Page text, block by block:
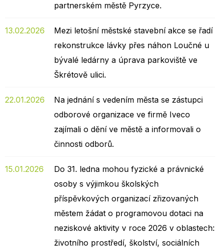
partnerském městě Pyrzyce.
13.02.2026
Mezi letošní městské stavební akce se řadí
rekonstrukce lávky přes náhon Loučné u
bývalé ledárny a úprava parkoviště ve
Škrétově ulici.
22.01.2026
Na jednání s vedením města se zástupci
odborové organizace ve firmě Iveco
zajímali o dění ve městě a informovali o
činnosti odborů.
15.01.2026
Do 31. ledna mohou fyzické a právnické
osoby s výjimkou školských
příspěvkových organizací zřizovaných
městem žádat o programovou dotaci na
neziskové aktivity v roce 2026 v oblastech:
životního prostředí, školství, sociálních